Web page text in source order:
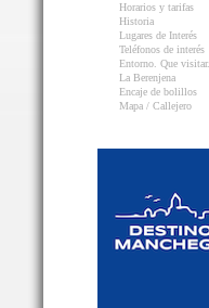
Horarios y tarifas
Historia
Lugares de Interés
Teléfonos de interés
Entorno. Que visitar.
La Berenjena
Encaje de bolillos
Mapa / Callejero